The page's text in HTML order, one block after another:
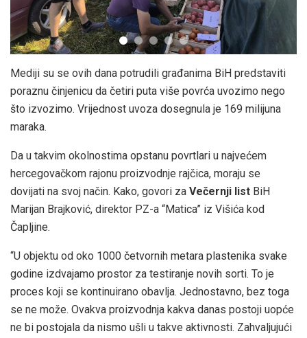
Mediji su se ovih dana potrudili građanima BiH predstaviti
poraznu činjenicu da četiri puta više povrća uvozimo nego
što izvozimo. Vrijednost uvoza dosegnula je 169 milijuna
maraka.
Da u takvim okolnostima opstanu povrtlari u najvećem
hercegovačkom rajonu proizvodnje rajčica, moraju se
dovijati na svoj način. Kako, govori za Večernji list BiH
Marijan Brajković, direktor PZ-a “Matica” iz Višića kod
Čapljine.
“U objektu od oko 1000 četvornih metara plastenika svake
godine izdvajamo prostor za testiranje novih sorti. To je
proces koji se kontinuirano obavlja. Jednostavno, bez toga
se ne može. Ovakva proizvodnja kakva danas postoji uopće
ne bi postojala da nismo ušli u takve aktivnosti. Zahvaljujući